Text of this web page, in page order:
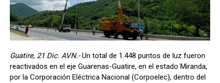
Guatire, 21 Dic. AVN.-Un total de 1.448 puntos de luz fueron
reactivados en el eje Guarenas-Guatire, en el estado Miranda,
por la Corporación Eléctrica Nacional (Corpoelec), dentro del